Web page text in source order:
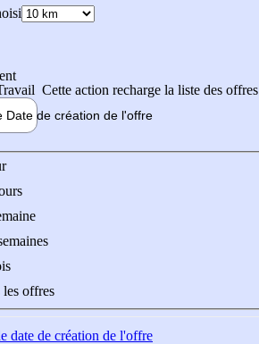
Cette action recharge la liste des offres
Date de création de l'offre
l'offre
les offres
date de création de l'offre